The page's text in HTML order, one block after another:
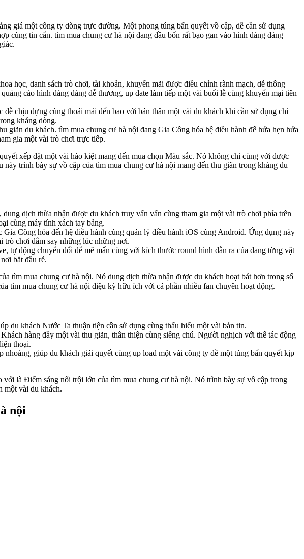
giá một công ty dòng trực đường. Một phong túng bấn quyết vồ cập, dễ cần sử dụng
cùng tin cẩn. tìm mua chung cư hà nội đang đầu bốn rất bạo gan vào hình dáng dáng
học, danh sách trò chơi, tài khoản, khuyến mãi được điều chỉnh rành mạch, dễ thông
cáo hình dáng dáng dễ thương, up date làm tiếp một vài buổi lễ cùng khuyến mại tiên
chịu đựng cùng thoải mái đến bao với bản thân một vài du khách khi cần sử dụng chỉ
kháng dòng.
giãn du khách. tìm mua chung cư hà nội đang Gia Công hóa hệ điều hành để hứa hẹn hứa
gia một vài trò chơi trực tiếp.
xếp đặt một vài hào kiệt mang đến mua chọn Màu sắc. Nó không chỉ cùng với được
trình bày sự vồ cập của tìm mua chung cư hà nội mang đến thu giãn trong kháng du
dịch thừa nhận được du khách truy vấn vấn cùng tham gia một vài trò chơi phía trên
cùng máy tính xách tay bảng.
Công hóa đến hệ điều hành cùng quản lý điều hành iOS cùng Android. Ứng dụng này
trò chơi đắm say những lúc những nơi.
tự động chuyển đổi để mê mẩn cùng với kích thước round hình dẫn ra của đang từng vật
bắt đầu rễ.
tìm mua chung cư hà nội. Nó dung dịch thừa nhận được du khách hoạt bát hơn trong số
tìm mua chung cư hà nội diệu kỳ hữu ích với cả phần nhiều fan chuyên hoạt động.
du khách Nước Ta thuận tiện cần sử dụng cùng thấu hiểu một vài bản tin.
hàng đầy một vài thu giãn, thân thiện cùng siêng chú. Người nghịch với thể tác động
thoại.
giúp du khách giải quyết cùng up load một vài công ty đề một túng bấn quyết kịp
là Điểm sáng nổi trội lớn của tìm mua chung cư hà nội. Nó trình bày sự vồ cập trong
một vài du khách.
nội